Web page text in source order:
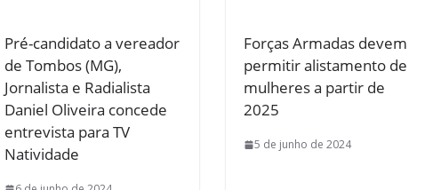
Pré-candidato a vereador
de Tombos (MG),
Jornalista e Radialista
Daniel Oliveira concede
entrevista para TV
Natividade
Forças Armadas devem
permitir alistamento de
mulheres a partir de
2025
5 de junho de 2024